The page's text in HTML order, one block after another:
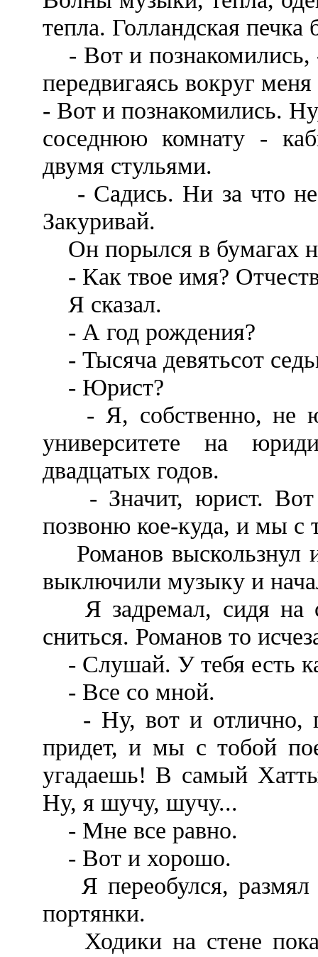
тепла. Голландская печка
- Вот и познакомились,
передвигаясь вокруг
- Вот и познакомились.
соседнюю комнату -
двумя стульями.
- Садись. Ни за что не
Закуривай.
Он порылся в бумагах
- Как твое имя?
Я сказал.
- А год рождения?
- Тысяча девятьсот
- Юрист?
- Я, собственно, не
университете на
двадцатых годов.
- Значит, юрист. Вот
позвоню кое-куда, и мы с
Романов выскользнул
выключили музыку и
Я задремал, сидя на
сниться. Романов то
- Слушай. У тебя есть
- Все со мной.
- Ну, вот и отлично,
придет, и мы с тобой
угадаешь! В самый
Ну, я шучу, шучу...
- Мне все равно.
- Вот и хорошо.
Я переобулся, размял
портянки.
Ходики на стене